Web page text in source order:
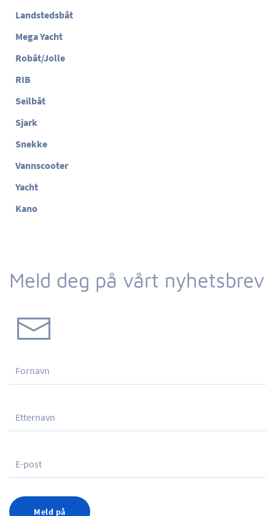
Landstedsbåt
Mega Yacht
Robåt/Jolle
RIB
Seilbåt
Sjark
Snekke
Vannscooter
Yacht
Kano
Meld deg på vårt nyhetsbrev
Meld på